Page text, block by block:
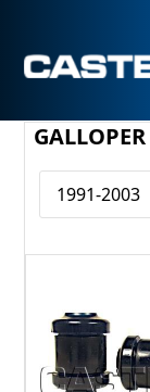
GALLOPER
1991-2003